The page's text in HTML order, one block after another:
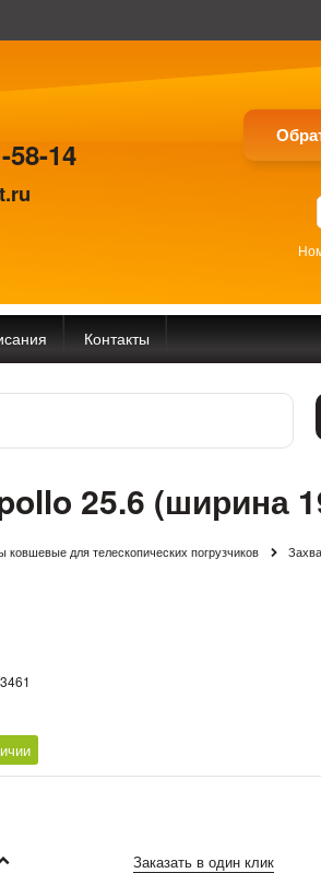
58-14
Контакты
25.6 (ширина
ковшевые для телескопических погрузчиков
Заказать в один клик